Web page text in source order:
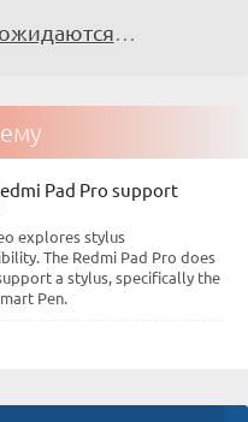
ожидаются…
Pad Pro support
explores stylus
The Redmi Pad Pro does
a stylus, specifically the
Pen.